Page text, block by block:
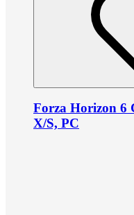
Forza Horizon 6
X/S, PC